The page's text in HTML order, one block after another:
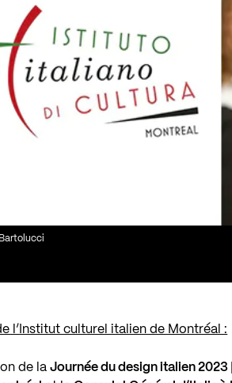
l’Institut culturel italien de Montréal :
de laJournée du design italien 2023